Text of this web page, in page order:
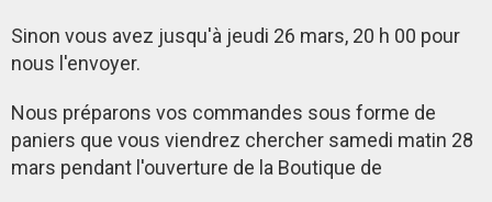
Sinon vous avez jusqu'à jeudi 26 mars, 20 h 00 pour
nous l'envoyer.
Nous préparons vos commandes sous forme de
paniers que vous viendrez chercher samedi matin 28
mars pendant l'ouverture de la Boutique de